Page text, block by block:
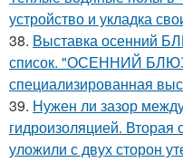
устройство и укладка
38. Выставка осенний
список. "ОСЕННИЙ БЛЮЗ
специализированная
39. Нужен ли зазор
гидроизоляцией.
уложили с двух сторон